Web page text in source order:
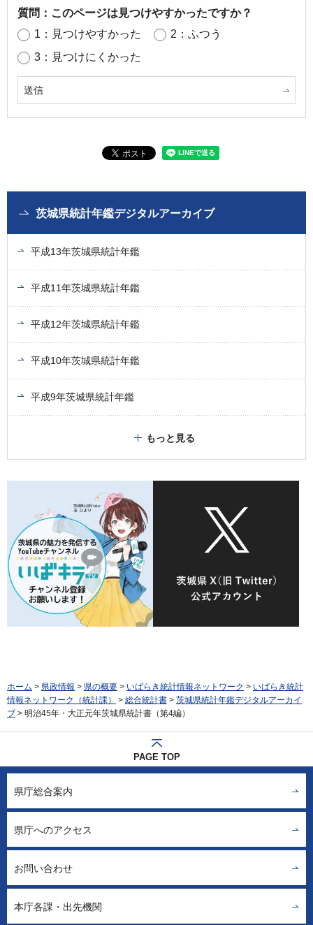
質問：このページは見つけやすかったですか？
1：見つけやすかった
2：ふつう
3：見つけにくかった
茨城県統計年鑑デジタルアーカイブ
平成13年茨城県統計年鑑
平成11年茨城県統計年鑑
平成12年茨城県統計年鑑
平成10年茨城県統計年鑑
平成9年茨城県統計年鑑
もっと見る
ホーム > 県政情報 > 県の概要 > いばらき統計情報ネットワーク > いばらき統計
情報ネットワーク（統計課）
> 総合統計書 > 茨城県統計年鑑デジタルアーカイ
ブ > 明治45年・大正元年茨城県統計書（第4編）
PAGE TOP
県庁総合案内
県庁へのアクセス
お問い合わせ
本庁各課・出先機関